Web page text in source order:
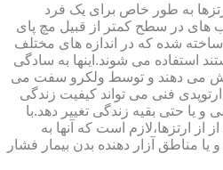
به طور خاص برای یک فرد
های در سطح کمتر از قبیل مچ پای
شده که در اندازه های مختلف
استفاده می شوند.اینها به سادگی
می دهند و توسط ولکرو سفت می
فنی می تواند کیفیت زندگی
و یا حتی بقیه زندگی تغییر دهد.با
از ارتزها،لازم است که آنها به
مناطق آزار دهنده بدن بیمار فشار